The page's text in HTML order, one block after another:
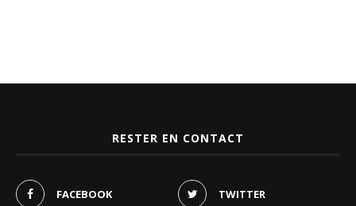
RESTER EN CONTACT
FACEBOOK TWITTER